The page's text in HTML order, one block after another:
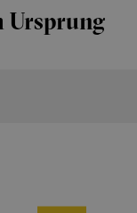
Ursprung